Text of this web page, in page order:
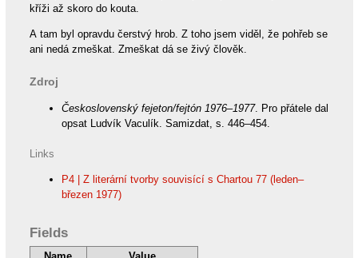
kříži až skoro do kouta.
A tam byl opravdu čerstvý hrob. Z toho jsem viděl, že pohřeb se
ani nedá zmeškat. Zmeškat dá se živý člověk.
Zdroj
Československý fejeton/fejtón 1976–1977. Pro přátele dal
opsat Ludvík Vaculík. Samizdat, s. 446–454.
Links
P4 | Z literární tvorby souvisící s Chartou 77 (leden–
březen 1977)
Fields